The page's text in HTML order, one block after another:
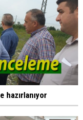
hazırlanıyor